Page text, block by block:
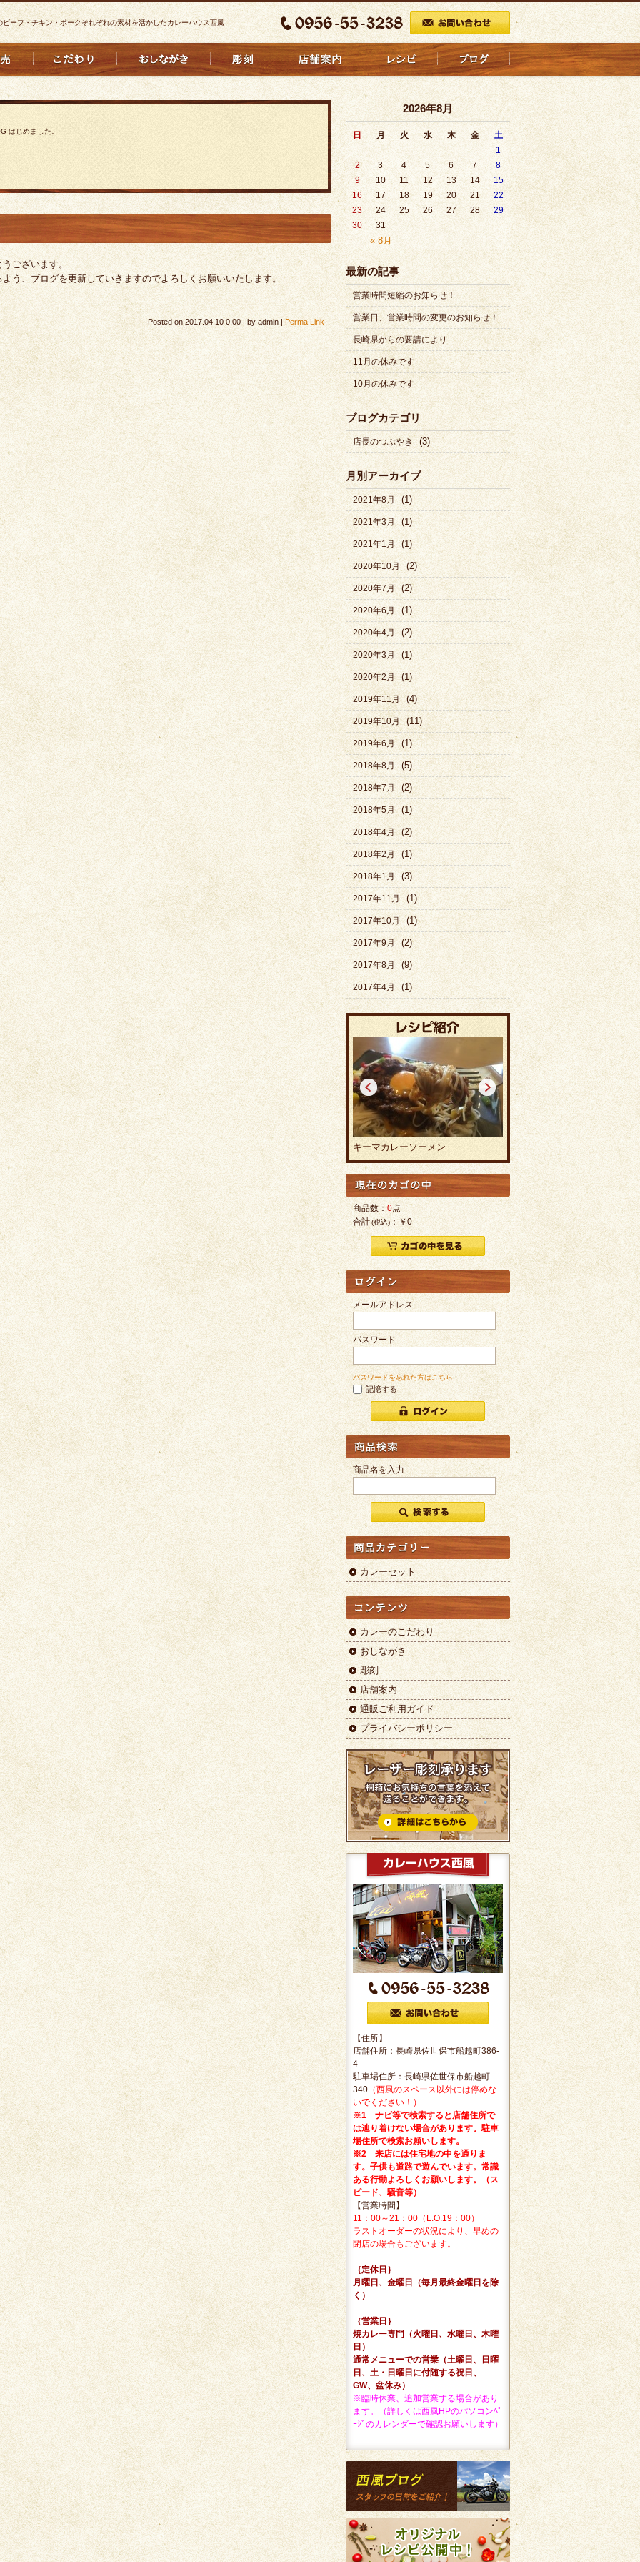
ビーフ・チキン・ポークそれぞれの素材を活かしたカレーハウス西風
はじめました。
ございます。
う、ブログを更新していきますのでよろしくお願いいたします。
Posted on2017.04.10 0:00|byadmin|Perma Link
2026年8月
日 月 火 水 木 金 土
« 8月
1
2
3 4 5 6 7
8
9
10 11 12 13 14
15
16
17 18 19 20 21
22
23
24 25 26 27 28
29
30
31
最新の記事
営業時間短縮のお知らせ！
営業日、営業時間の変更のお知らせ！
長崎県からの要請により
11月の休みです
10月の休みです
ブログカテゴリ
店長のつぶやき (3)
月別アーカイブ
2021年8月 (1)
2021年3月 (1)
2021年1月 (1)
2020年10月 (2)
2020年7月 (2)
2020年6月 (1)
2020年4月 (2)
2020年3月 (1)
2020年2月 (1)
2019年11月 (4)
2019年10月 (11)
2019年6月 (1)
2018年8月 (5)
2018年7月 (2)
2018年5月 (1)
2018年4月 (2)
2018年2月 (1)
2018年1月 (3)
2017年11月 (1)
2017年10月 (1)
2017年9月 (2)
2017年8月 (9)
2017年4月 (1)
カレーうどん キーマカレーソーメン 焼カレーラーメン カレーラーメン
< >
商品数：0点
合計(税込)：￥0
メールアドレス
パスワード
パスワードを忘れた方はこちら
記憶する
商品名を入力
カレーセット
カレーのこだわり
おしながき
彫刻
店舗案内
通販ご利用ガイド
プライバシーポリシー
【住所】
店舗住所：長崎県佐世保市船越町386-
4
駐車場住所：長崎県佐世保市船越町
340 （西風のスペース以外には停めな
いでください！）
※1 ナビ等で検索すると店舗住所で
は辿り着けない場合があります。駐車
場住所で検索お願いします。
※2 来店には住宅地の中を通りま
す。子供も道路で遊んでいます。常識
ある行動よろしくお願いします。（ス
ピード、騒音等）
【営業時間】
11：00～21：00（L.O.19：00）
ラストオーダーの状況により、早めの
閉店の場合もございます。
｛定休日｝
月曜日、金曜日（毎月最終金曜日を除
く）
｛営業日｝
焼カレー専門（火曜日、水曜日、木曜
日）
通常メニューでの営業（土曜日、日曜
日、土・日曜日に付随する祝日、
GW、盆休み）
※臨時休業、追加営業する場合があり
ます。（詳しくは西風HPのパソコンﾍﾟ
ｰｼﾞのカレンダーで確認お願いします）